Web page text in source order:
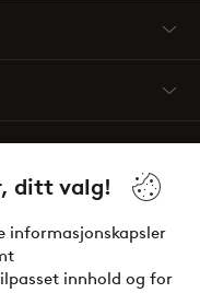
ditt valg!
informasjonskapsler
innhold og for